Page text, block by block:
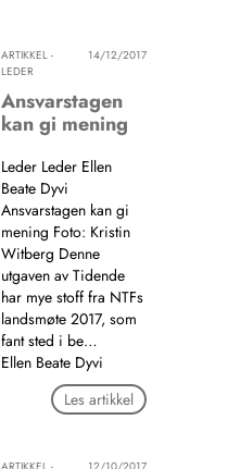
ARTIKKEL -
LEDER
14/12/2017
Ansvarstagen
kan gi mening
Leder Leder Ellen
Beate Dyvi
Ansvarstagen kan gi
mening Foto: Kristin
Witberg Denne
utgaven av Tidende
har mye stoff fra NTFs
landsmøte 2017, som
fant sted i be…
Ellen Beate Dyvi
Les artikkel